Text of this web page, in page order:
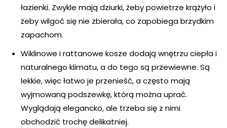
łazienki. Zwykle mają dziurki, żeby powietrze krążyło i
żeby wilgoć się nie zbierała, co zapobiega brzydkim
zapachom.
Wiklinowe i rattanowe kosze dodają wnętrzu ciepła i
naturalnego klimatu, a do tego są przewiewne. Są
lekkie, więc łatwo je przenieść, a często mają
wyjmowaną podszewkę, którą można uprać.
Wyglądają elegancko, ale trzeba się z nimi
obchodzić trochę delikatniej.